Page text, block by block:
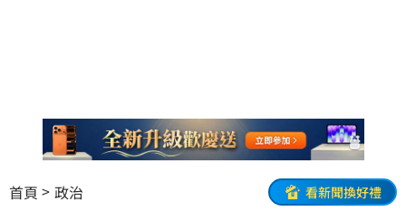
首頁 政治 看新聞換好禮